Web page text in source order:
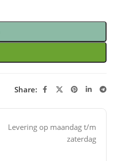
Share:
Levering op maandag t/m
zaterdag